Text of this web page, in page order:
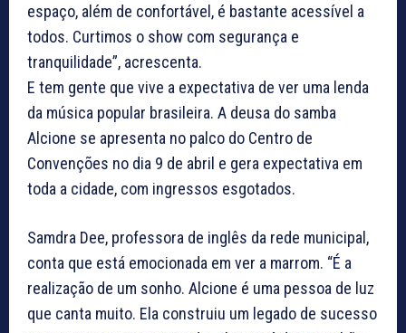
espaço, além de confortável, é bastante acessível a
todos. Curtimos o show com segurança e
tranquilidade”, acrescenta.
E tem gente que vive a expectativa de ver uma lenda
da música popular brasileira. A deusa do samba
Alcione se apresenta no palco do Centro de
Convenções no dia 9 de abril e gera expectativa em
toda a cidade, com ingressos esgotados.
Samdra Dee, professora de inglês da rede municipal,
conta que está emocionada em ver a marrom. “É a
realização de um sonho. Alcione é uma pessoa de luz
que canta muito. Ela construiu um legado de sucesso